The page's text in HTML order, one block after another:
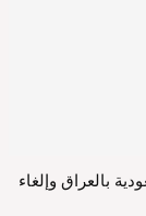
بالعراق وإلغاء